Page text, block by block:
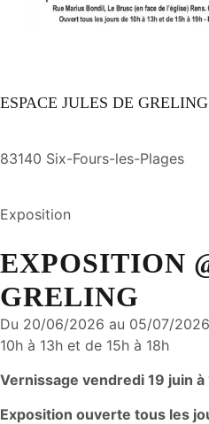
ESPACE JULES DE GRELING
83140 Six-Fours-les-Plages
Exposition
EXPOSITION
GRELING
Du 20/06/2026 au 05/07/2026
10h à 13h et de 15h à 18h
Vernissage vendredi 19 juin à
Exposition ouverte tous les